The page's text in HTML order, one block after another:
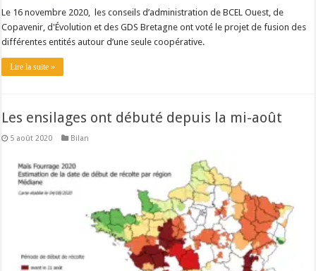
Le 16 novembre 2020, les conseils d’administration de BCEL Ouest, de
Copavenir, d'Évolution et des GDS Bretagne ont voté le projet de fusion des
différentes entités autour d’une seule coopérative.
Lire la suite »
Les ensilages ont débuté depuis la mi-août
5 août 2020 Bilan